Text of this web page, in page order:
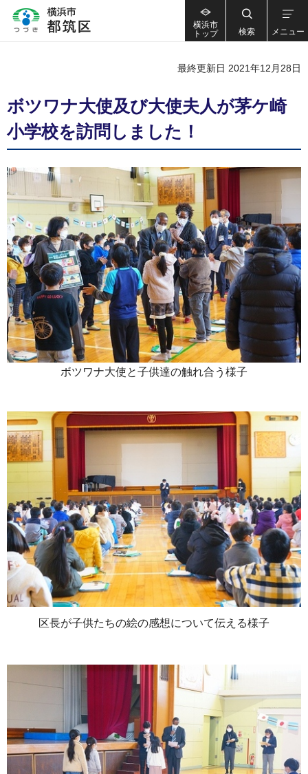
横浜市
トップ
検索 メニュー
最終更新日 2021年12月28日
ボツワナ大使及び大使夫人が茅ケ崎
小学校を訪問しました！
ボツワナ大使と子供達の触れ合う様子
区長が子供たちの絵の感想について伝える様子